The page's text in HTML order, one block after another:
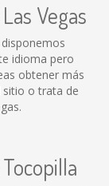
Vegas
idioma pero
obtener más
sitio o trata de